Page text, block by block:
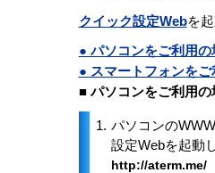
クイック設定Webを起
● パソコンをご利用の
● スマートフォンをご
■ パソコンをご利用の
1. パソコンの
設定Webを起動
http://aterm.me/